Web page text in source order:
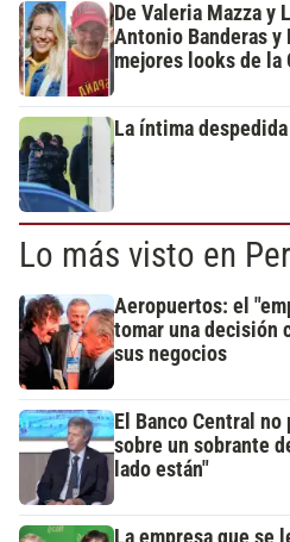
De Valeria Mazza y
Antonio Banderas y
mejores looks de la
La íntima
Lo más visto en
Aeropuertos: el
tomar una decisión
sus negocios
El Banco Central
sobre un sobrante
lado están"